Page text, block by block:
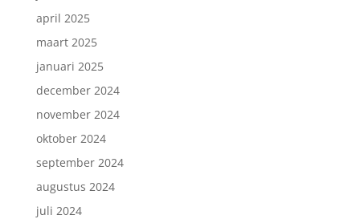
april 2025
maart 2025
januari 2025
december 2024
november 2024
oktober 2024
september 2024
augustus 2024
juli 2024